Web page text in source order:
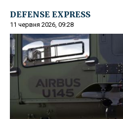
DEFENSE EXPRESS
11 червня 2026, 09:28